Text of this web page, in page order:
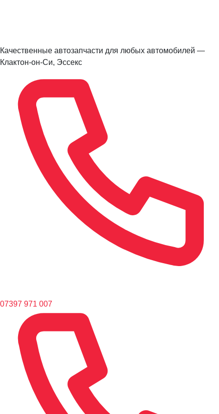
Качественные автозапчасти для любых автомобилей —
Клактон-он-Си, Эссекс
07397 971 007